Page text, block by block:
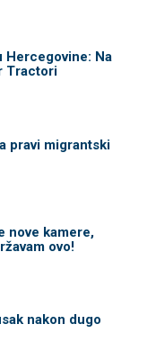
Hercegovine: Na
Tractori
pravi migrantski
nove kamere,
ovo!
nakon dugo